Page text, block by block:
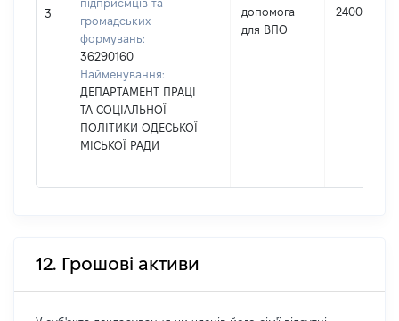
3
підприємців та
громадських
формувань:
36290160
Найменування:
ДЕПАРТАМЕНТ ПРАЦІ
ТА СОЦІАЛЬНОЇ
ПОЛІТИКИ ОДЕСЬКОЇ
МІСЬКОЇ РАДИ
допомога
для ВПО
24000
12. Грошові активи